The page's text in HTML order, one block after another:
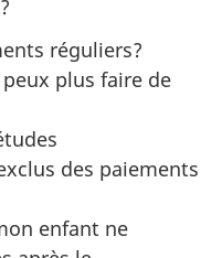
réguliers?
plus faire de
des paiements
enfant ne